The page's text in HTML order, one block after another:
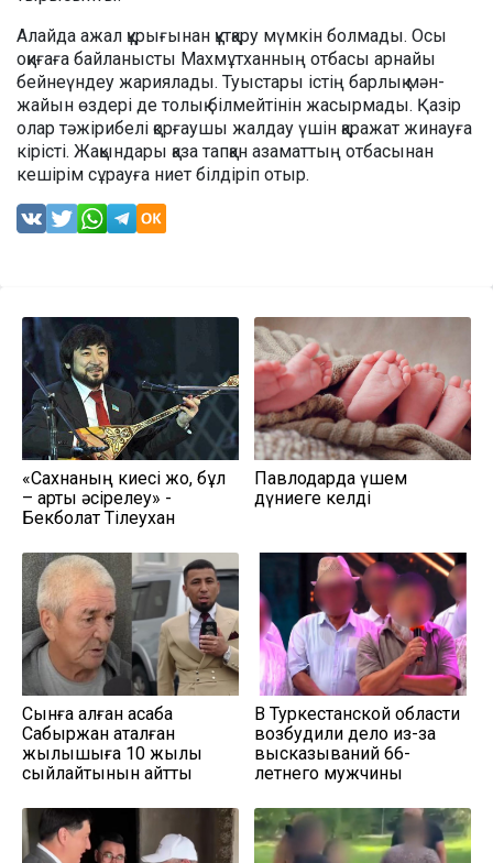
Алайда ажал құрығынан құтқару мүмкін болмады. Осы
оқиғаға байланысты Махмұтханның отбасы арнайы
бейнеүндеу жариялады. Туыстары істің барлық мән-
жайын өздері де толық білмейтінін жасырмады. Қазір
олар тәжірибелі қорғаушы жалдау үшін қаражат жинауға
кірісті. Жақындары қаза тапқан азаматтың отбасынан
кешірім сұрауға ниет білдіріп отыр.
«Сахнаның киесі жоқ, бұл
– артық әсірелеу» -
Бекболат Тілеухан
Павлодарда үшем
дүниеге келді
Сынға қалған асаба
Сабыржан ақталған
жылқышыға 10 жылқы
сыйлайтынын айтты
В Туркестанской области
возбудили дело из-за
высказываний 66-
летнего мужчины